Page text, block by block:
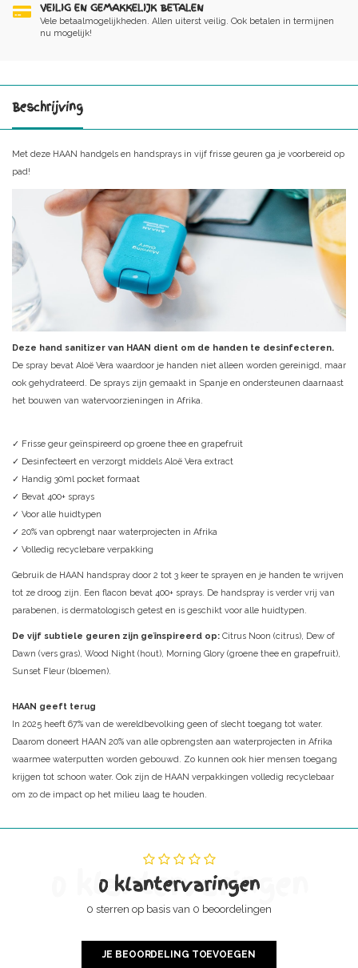
VEILIG EN GEMAKKELIJK BETALEN
Vele betaalmogelijkheden. Allen uiterst veilig. Ook betalen in termijnen
nu mogelijk!
Beschrijving
Met deze HAAN handgels en handsprays in vijf frisse geuren ga je voorbereid op
pad!
Deze hand sanitizer van HAAN dient om de handen te desinfecteren.
De spray bevat Aloë Vera waardoor je handen niet alleen worden gereinigd, maar
ook gehydrateerd. De sprays zijn gemaakt in Spanje en ondersteunen daarnaast
het bouwen van watervoorzieningen in Afrika.
✓ Frisse geur geïnspireerd op groene thee en grapefruit
✓ Desinfecteert en verzorgt middels Aloë Vera extract
✓ Handig 30ml pocket formaat
✓ Bevat 400+ sprays
✓ Voor alle huidtypen
✓ 20% van opbrengt naar waterprojecten in Afrika
✓ Volledig recyclebare verpakking
Gebruik de HAAN handspray door 2 tot 3 keer te sprayen en je handen te wrijven
tot ze droog zijn. Een flacon bevat 400+ sprays. De handspray is verder vrij van
parabenen, is dermatologisch getest en is geschikt voor alle huidtypen.
De vijf subtiele geuren zijn geïnspireerd op: Citrus Noon (citrus), Dew of
Dawn (vers gras), Wood Night (hout), Morning Glory (groene thee en grapefruit),
Sunset Fleur (bloemen).
HAAN geeft terug
In 2025 heeft 67% van de wereldbevolking geen of slecht toegang tot water.
Daarom doneert HAAN 20% van alle opbrengsten aan waterprojecten in Afrika
waarmee waterputten worden gebouwd. Zo kunnen ook hier mensen toegang
krijgen tot schoon water. Ook zijn de HAAN verpakkingen volledig recyclebaar
om zo de impact op het milieu laag te houden.
0 klantervaringen
0 klantervaringen
0 sterren op basis van 0 beoordelingen
JE BEOORDELING TOEVOEGEN